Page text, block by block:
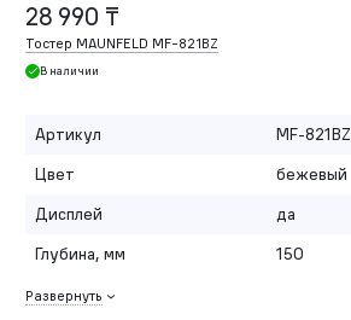
28 990 ₸
Тостер MAUNFELD MF-821BZ
В наличии
Артикул
MF-821BZ
Цвет
бежевый
Дисплей
да
Глубина, мм
150
Развернуть